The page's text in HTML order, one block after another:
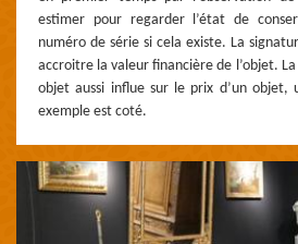
estimer pour regarder l’état de
numéro de série si cela existe. La
accroitre la valeur financière de l’objet.
objet aussi influe sur le prix d’un objet,
exemple est coté.